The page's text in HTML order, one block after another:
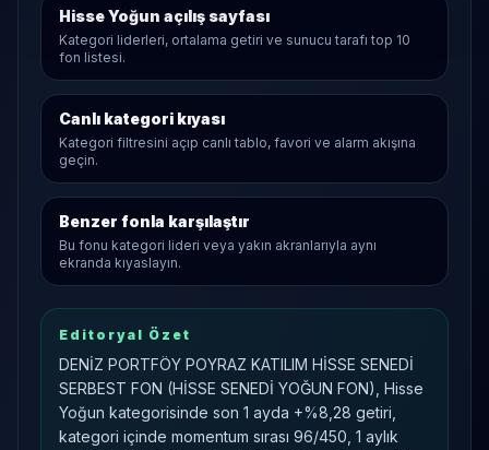
Hisse Yoğun açılış sayfası
Kategori liderleri, ortalama getiri ve sunucu tarafı top 10
fon listesi.
Canlı kategori kıyası
Kategori filtresini açıp canlı tablo, favori ve alarm akışına
geçin.
Benzer fonla karşılaştır
Bu fonu kategori lideri veya yakın akranlarıyla aynı
ekranda kıyaslayın.
Editoryal Özet
DENİZ PORTFÖY POYRAZ KATILIM HİSSE SENEDİ
SERBEST FON (HİSSE SENEDİ YOĞUN FON), Hisse
Yoğun kategorisinde son 1 ayda +%8,28 getiri,
kategori içinde momentum sırası 96/450, 1 aylık